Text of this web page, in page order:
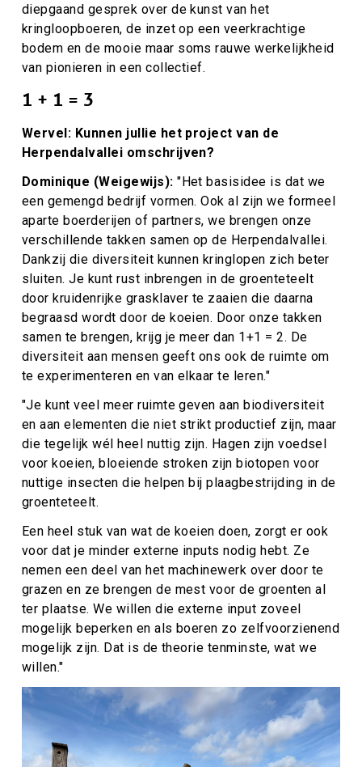
diepgaand gesprek over de kunst van het
kringloopboeren, de inzet op een veerkrachtige
bodem en de mooie maar soms rauwe werkelijkheid
van pionieren in een collectief.
1 + 1 = 3
Wervel: Kunnen jullie het project van de
Herpendalvallei omschrijven?
Dominique (Weigewijs):" Het basisidee is dat we
een gemengd bedrijf vormen. Ook al zijn we formeel
aparte boerderijen of partners, we brengen onze
verschillende takken samen op de Herpendalvallei.
Dankzij die diversiteit kunnen kringlopen zich beter
sluiten. Je kunt rust inbrengen in de groenteteelt
door kruidenrijke grasklaver te zaaien die daarna
begraasd wordt door de koeien. Door onze takken
samen te brengen, krijg je meer dan 1+1 = 2. De
diversiteit aan mensen geeft ons ook de ruimte om
te experimenteren en van elkaar te leren."
"Je kunt veel meer ruimte geven aan biodiversiteit
en aan elementen die niet strikt productief zijn, maar
die tegelijk wél heel nuttig zijn. Hagen zijn voedsel
voor koeien, bloeiende stroken zijn biotopen voor
nuttige insecten die helpen bij plaagbestrijding in de
groenteteelt.
Een heel stuk van wat de koeien doen, zorgt er ook
voor dat je minder externe inputs nodig hebt. Ze
nemen een deel van het machinewerk over door te
grazen en ze brengen de mest voor de groenten al
ter plaatse. We willen die externe input zoveel
mogelijk beperken en als boeren zo zelfvoorzienend
mogelijk zijn. Dat is de theorie tenminste, wat we
willen."